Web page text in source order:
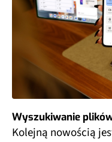
Wyszukiwanie
Kolejną nowością